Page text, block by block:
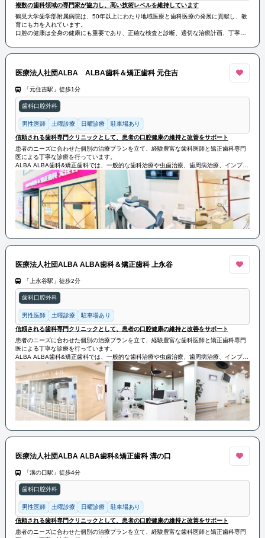
複数の歯科領域の専門家が協力し、高い技術レベルを維持しています
鶴見大学歯学部附属病院は、50年以上にわたり地域医療と歯科医療の発展に貢献し、教
育にも力を入れています。
口腔の健康は全身の健康にも重要であり、正確な検査と診断、適切な治療計画、丁寧な
複数の歯科領域の専門家が協力し、高い技術レベルを維持しています。内科と眼科も設
医療法人社団ALBA ALBA歯科＆矯正歯科 元住吉
「元住吉駅」徒歩1分
歯科口腔外科
男性医師 土曜診療 日曜診療 駐車場あり
信頼される歯科専門クリニックとして、患者の口腔健康の維持と改善をサポート
患者のニーズに合わせた個別の治療プランを立て、経験豊富な歯科医師と矯正歯科専門
医による丁寧な診療を行っています。
ALBA ALBA歯科&矯正歯科では、一般的な歯科治療や虫歯治療、歯周病治療、インプラ
ント治療などの幅広い治療を提供しています。
また、矯正歯科では、歯並びの矯正や顎の形態改善、咬合の修正などの治療を専門とし
ています。患者の歯の健康を守るために、予防歯科にも力を入れており、定期的な検診
やクリーニング、フッ素塗布などの予防処置も行っています。
ALBA ALBA歯科&矯正歯科は、信頼される歯科専門クリニックとして、患者の口腔健康
の維持と改善をサポートしています。
医療法人社団ALBA ALBA歯科＆矯正歯科 上永谷
「上永谷駅」徒歩2分
歯科口腔外科
男性医師 土曜診療 駐車場あり
信頼される歯科専門クリニックとして、患者の口腔健康の維持と改善をサポート
患者のニーズに合わせた個別の治療プランを立て、経験豊富な歯科医師と矯正歯科専門
医による丁寧な診療を行っています。
ALBA ALBA歯科&矯正歯科では、一般的な歯科治療や虫歯治療、歯周病治療、インプラ
ント治療などの幅広い治療を提供しています。
また、矯正歯科では、歯並びの矯正や顎の形態改善、咬合の修正などの治療を専門とし
ています。患者の歯の健康を守るために、予防歯科にも力を入れており、定期的な検診
やクリーニング、フッ素塗布などの予防処置も行っています。
ALBA ALBA歯科&矯正歯科は、信頼される歯科専門クリニックとして、患者の口腔健康
の維持と改善をサポートしています。
医療法人社団ALBA ALBA歯科&矯正歯科 溝の口
「溝の口駅」徒歩4分
歯科口腔外科
男性医師 土曜診療 日曜診療 駐車場あり
信頼される歯科専門クリニックとして、患者の口腔健康の維持と改善をサポート
患者のニーズに合わせた個別の治療プランを立て、経験豊富な歯科医師と矯正歯科専門